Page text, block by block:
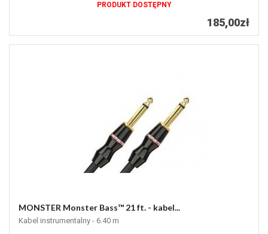
PRODUKT DOSTĘPNY
185,00zł
MONSTER Monster Bass™ 21 ft. - kabel...
Kabel instrumentalny - 6.40 m